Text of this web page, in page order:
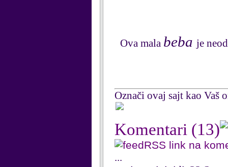
Ova mala beba je
Označi ovaj sajt kao Vaš
Komentari (13)
RSS link na
...